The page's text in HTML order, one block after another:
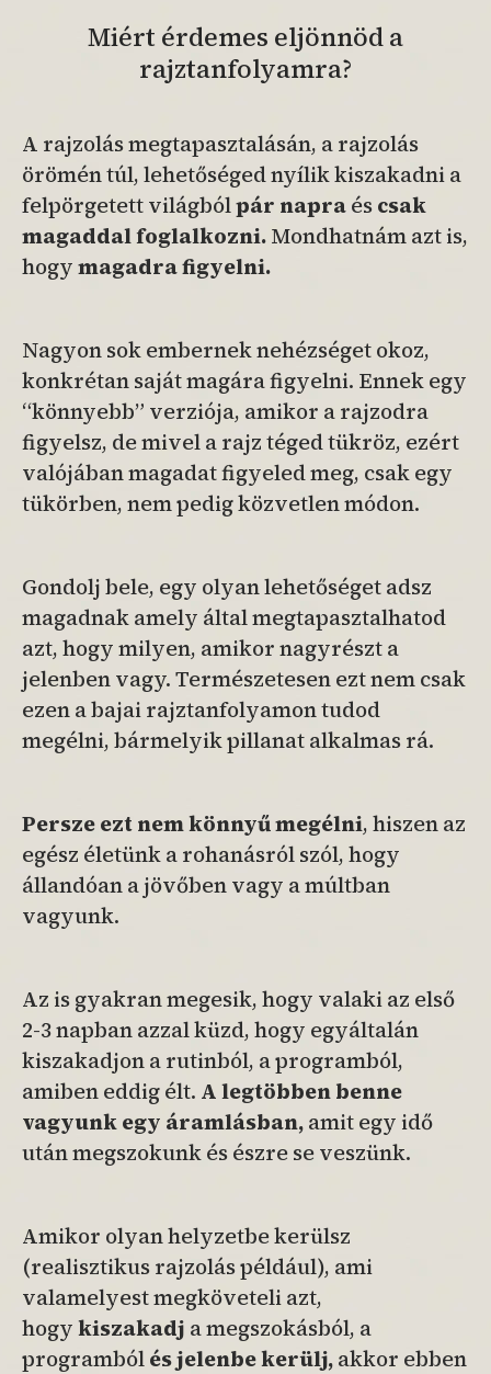
Miért érdemes eljönnöd a
rajztanfolyamra?
A rajzolás megtapasztalásán, a rajzolás
örömén túl, lehetőséged nyílik kiszakadni a
felpörgetett világbólpár napraéscsak
magaddal foglalkozni.Mondhatnám azt is,
hogymagadra figyelni.
Nagyon sok embernek nehézséget okoz,
konkrétan saját magára figyelni. Ennek egy
“könnyebb” verziója, amikor a rajzodra
figyelsz, de mivel a rajz téged tükröz, ezért
valójában magadat figyeled meg, csak egy
tükörben, nem pedig közvetlen módon.
Gondolj bele, egy olyan lehetőséget adsz
magadnak amely által megtapasztalhatod
azt, hogy milyen, amikor nagyrészt a
jelenben vagy. Természetesen ezt nem csak
ezen a bajairajztanfolyamon tudod
megélni, bármelyik pillanat alkalmas rá.
Persze ezt nem könnyű megélni, hiszen az
egész életünk a rohanásról szól, hogy
állandóan a jövőben vagy a múltban
vagyunk.
Az is gyakran megesik, hogy valaki az első
2-3 napban azzal küzd, hogy egyáltalán
kiszakadjon a rutinból, a programból,
amiben eddig élt. A legtöbben benne
vagyunk egy áramlásban,amit egy idő
után megszokunk és észre se veszünk.
Amikor olyan helyzetbe kerülsz
(realisztikus rajzolás például), ami
valamelyest megköveteli azt,
hogykiszakadj a megszokásból, a
programbólés jelenbe kerülj,akkor ebben